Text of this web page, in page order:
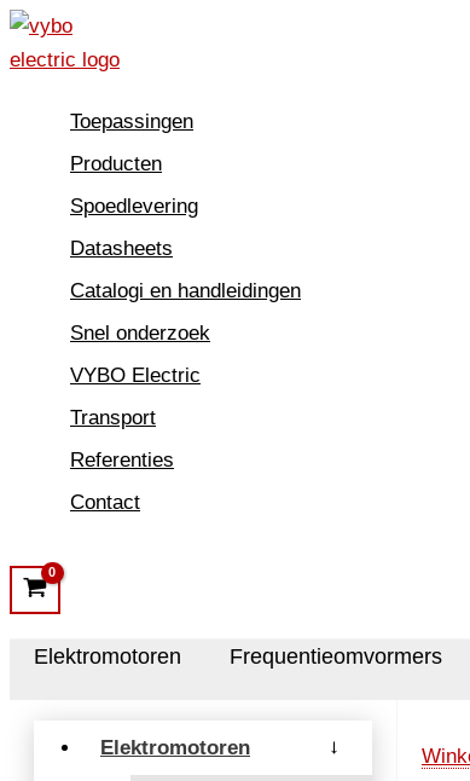
Ga
naar
Toepassingen
Producten
Spoedlevering
Datasheets
Catalogi en handleidingen
Snel onderzoek
VYBO Electric
Transport
Referenties
Contact
Elektromotoren Frequentieomvormers
Elektromotoren →